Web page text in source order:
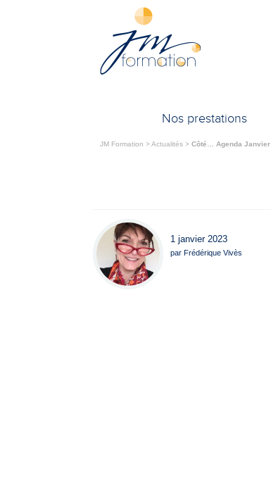
Nos prestations
JM Formation >Actualités > Côté… Agenda Janvier
1 janvier 2023
par Frédérique Vivès